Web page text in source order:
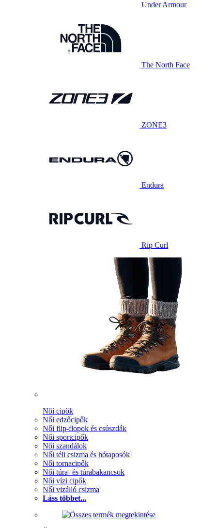
Under Armour
The North Face
ZONE3
Endura
Rip Curl
Női cipők
Női edzőcipők
Női flip-flopok és csúszdák
Női sportcipők
Női szandálok
Női téli csizma és hótaposók
Női tornacipők
Női túra- és túrabakancsok
Női vízi cipők
Női vizálló csizma
Láss többet...